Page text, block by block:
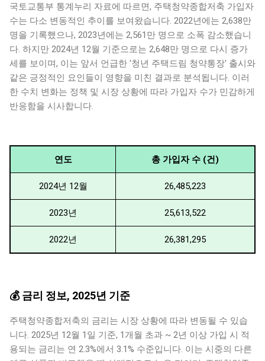
국토교통부 통계누리 자료에 따르면, 주택청약종합저축 가입자
수는 다소 변동적인 추이를 보여왔습니다. 2022년에는 2,638만
명을 기록했으나, 2023년에는 2,561만 명으로 소폭 감소했습니
다. 하지만 2024년 12월 기준으로는 2,648만 명으로 다시 증가
세를 보이며, 이는 앞서 언급한 '청년 주택드림 청약통장' 출시와
같은 긍정적인 요인들이 영향을 미친 결과로 분석됩니다. 이러
한 수치 변화는 정책 및 시장 상황에 따라 가입자 수가 민감하게
반응함을 시사합니다.
연도 총 가입자 수 (건)
2024년 12월 26,485,223
2023년 25,613,522
2022년 26,381,295
💰 금리 정보, 2025년 기준
주택청약종합저축의 금리는 시장 상황에 따라 변동될 수 있습
니다. 2025년 12월 1일 기준, 1개월 초과 ~ 2년 이상 가입 시 적
용되는 금리는 연 2.3%에서 3.1% 수준입니다. 이는 시중의 다른